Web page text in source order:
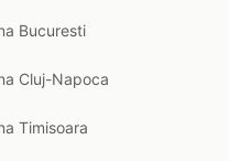
Bucuresti
Cluj-Napoca
Timisoara